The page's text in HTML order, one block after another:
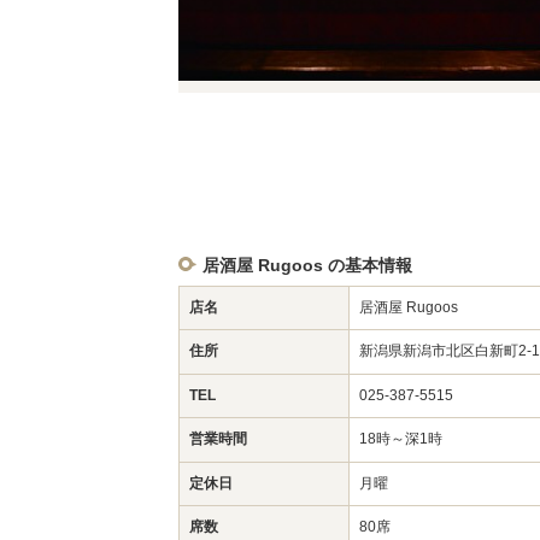
居酒屋 Rugoos の基本情報
店名 居酒屋 Rugoos
住所 新潟県新潟市北区白新町
TEL 025-387-5515
営業時間 18時～深1時
定休日 月曜
席数 80席